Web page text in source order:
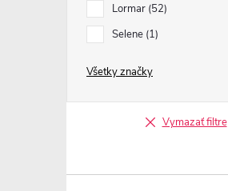
Lormar 52
Selene 1
Všetky značky
Vymazať filtre